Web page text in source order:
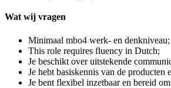
Wat wij vragen
Minimaal mbo4 werk- en denkniveau;
This role requires fluency in Dutch;
Je beschikt over uitstekende
Je hebt basiskennis van de
Je bent flexibel inzetbaar en bereid